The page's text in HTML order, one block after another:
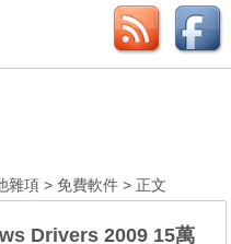
雜項 >免費軟件 > 正文
Drivers 2009 15萬